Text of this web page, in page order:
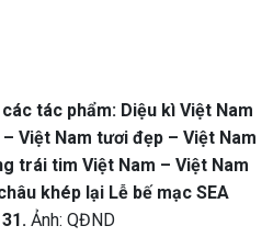
tác phẩm: Diệu kì Việt Nam
Việt Nam tươi đẹp – Việt Nam
trái tim Việt Nam – Việt Nam
khép lại Lễ bế mạc SEA
Ảnh: QĐND